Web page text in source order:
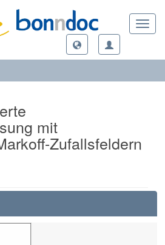
mit
Zufallsfeldern